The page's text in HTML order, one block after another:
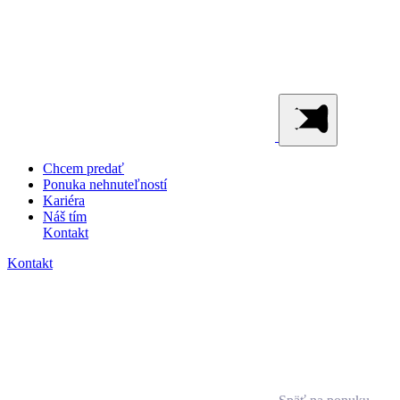
Chcem predať
Ponuka nehnuteľností
Kariéra
Náš tím
Kontakt
Kontakt